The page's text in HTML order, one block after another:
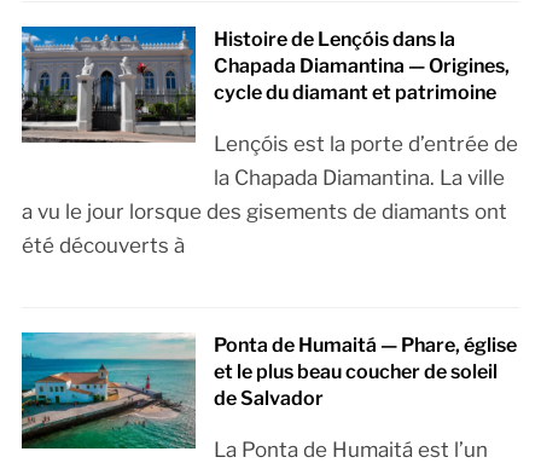
Histoire de Lençóis dans la
Chapada Diamantina — Origines,
cycle du diamant et patrimoine
Lençóis est la porte d’entrée de
la Chapada Diamantina. La ville
a vu le jour lorsque des gisements de diamants ont
été découverts à
Ponta de Humaitá — Phare, église
et le plus beau coucher de soleil
de Salvador
La Ponta de Humaitá est l’un